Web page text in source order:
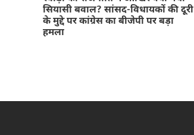
सियासी बवाल? सांसद-विधायकों की दूरी
के मुद्दे पर कांग्रेस का बीजेपी पर बड़ा
हमला